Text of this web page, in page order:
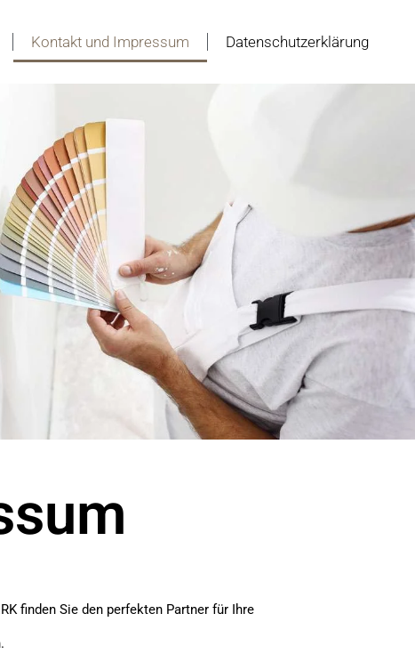
Kontakt und Impressum Datenschutzerklärung
finden Sie den perfekten Partner für Ihre